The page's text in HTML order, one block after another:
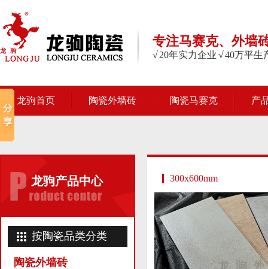
专注马赛克、外墙
√ 20年实力企业 √ 40万平
龙驹首页 陶瓷外墙砖 陶瓷马赛克 产
龙驹产品中心
按陶瓷品类分类
陶瓷外墙砖
300x600mm